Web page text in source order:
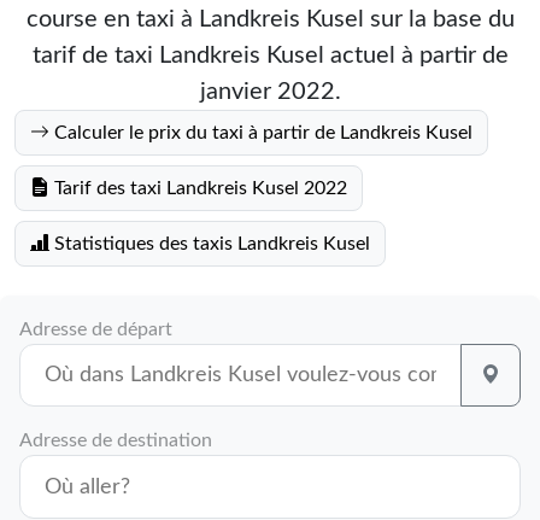
course en taxi à Landkreis Kusel sur la base du
tarif de taxi Landkreis Kusel actuel à partir de
janvier 2022.
Calculer le prix du taxi à partir de Landkreis Kusel
Tarif des taxi Landkreis Kusel 2022
Statistiques des taxis Landkreis Kusel
Adresse de départ
Adresse de destination